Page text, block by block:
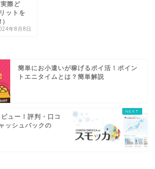
際ど
ットを
年8月8日
簡単にお小遣いが稼げるポイ活！ポイン
トエニタイムとは？簡単解説
ュー！評判・口コ
ッシュバックの